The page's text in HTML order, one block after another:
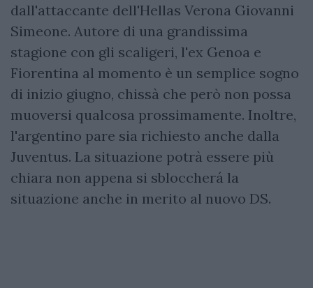
dall'attaccante dell'Hellas Verona Giovanni
Simeone. Autore di una grandissima
stagione con gli scaligeri, l'ex Genoa e
Fiorentina al momento è un semplice sogno
di inizio giugno, chissà che però non possa
muoversi qualcosa prossimamente. Inoltre,
l'argentino pare sia richiesto anche dalla
Juventus. La situazione potrà essere più
chiara non appena si sbloccherá la
situazione anche in merito al nuovo DS.